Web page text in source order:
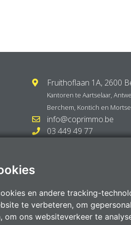
en andere tracking-
te verbeteren, om
om ons websiteverkeer te
Fruithoflaan 1A, 2600
Kantoren te Aartselaar
Berchem Kontich en
info@coprimmo.be
03 449 49 77